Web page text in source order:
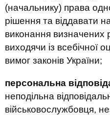
(начальнику) права
рішення та віддавати
виконання визначених
виходячи із всебічної
вимог законів України;
персональна
неподільна
військовослужбовця,